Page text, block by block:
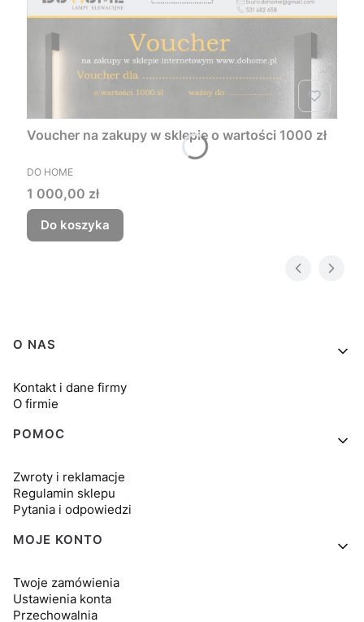
Voucher na zakupy w sklepie o wartości 1000 zł
PRODUCENT
DO HOME
Cena
1 000,00 zł
Do koszyka
Linki w stopce
O NAS
Kontakt i dane firmy
O firmie
POMOC
Zwroty i reklamacje
Regulamin sklepu
Pytania i odpowiedzi
MOJE KONTO
Twoje zamówienia
Ustawienia konta
Przechowalnia